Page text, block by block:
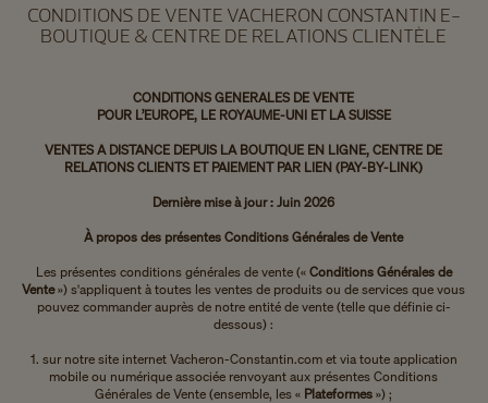
CONDITIONS DE VENTE VACHERON CONSTANTIN E-
BOUTIQUE & CENTRE DE RELATIONS CLIENTÈLE
CONDITIONS GENERALES DE VENTE
POUR L’EUROPE, LE ROYAUME-UNI ET LA SUISSE
VENTES A DISTANCE DEPUIS LA BOUTIQUE EN LIGNE, CENTRE DE
RELATIONS CLIENTS ET PAIEMENT PAR LIEN (PAY-BY-LINK)
Dernière mise à jour : Juin 2026
À propos des présentes Conditions Générales de Vente
Les présentes conditions générales de vente (« Conditions Générales de
Vente») s'appliquent à toutes les ventes de produits ou de services que vous
pouvez commander auprès de notre entité de vente (telle que définie ci-
dessous) :
1. sur notre site internet Vacheron-Constantin.com et via toute application
mobile ou numérique associée renvoyant aux présentes Conditions
Générales de Vente (ensemble, les « Plateformes») ;